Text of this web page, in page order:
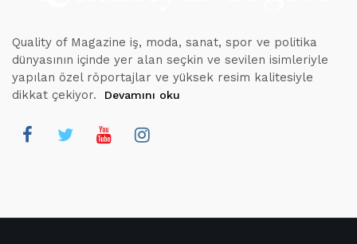
Quality of Magazine iş, moda, sanat, spor ve politika
dünyasının içinde yer alan seçkin ve sevilen isimleriyle
yapılan özel röportajlar ve yüksek resim kalitesiyle
dikkat çekiyor.
Devamını oku